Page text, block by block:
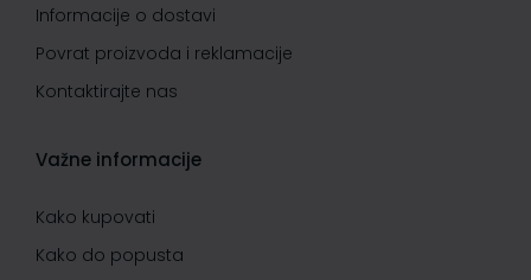
Informacije o dostavi
Povrat proizvoda i reklamacije
Kontaktirajte nas
Važne informacije
Kako kupovati
Kako do popusta